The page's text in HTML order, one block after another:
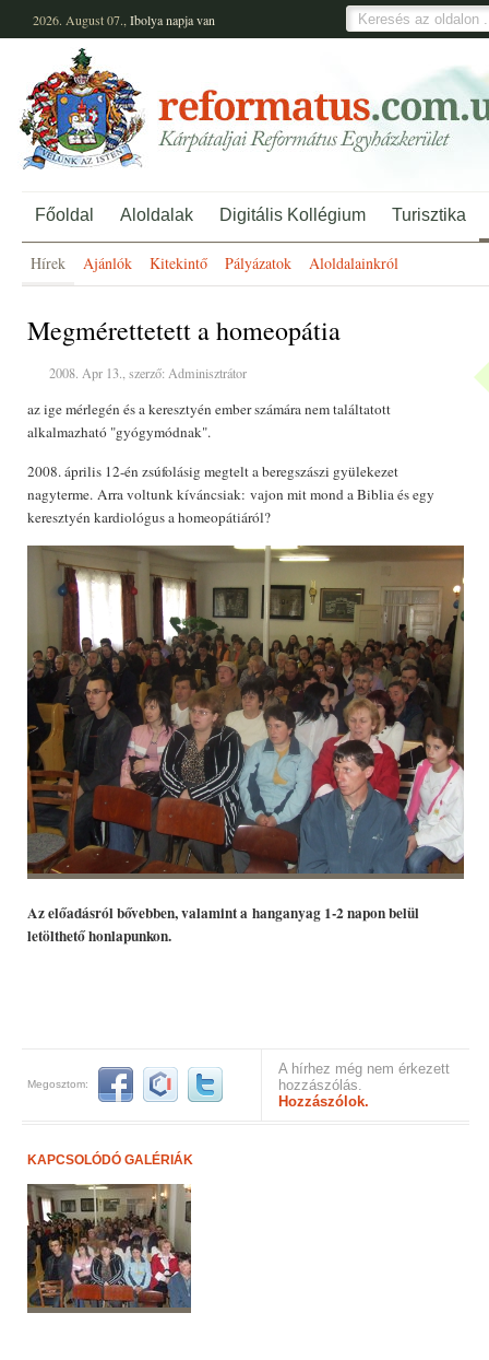
2026. August 07., Ibolyanapja van
Főoldal Aloldalak Digitális Kollégium Turisztika
Hírek Ajánlók Kitekintő Pályázatok Aloldalainkról
Megmérettetett a homeopátia
2008. Apr 13., szerző: Adminisztrátor
az ige mérlegén és a keresztyén ember számára nem találtatott
alkalmazható "gyógymódnak".
2008. április 12-én zsúfolásig megtelt a beregszászi gyülekezet
nagyterme. Arra voltunk kíváncsiak: vajon mit mond a Biblia és egy
keresztyén kardiológus a homeopátiáról?
Az előadásról bővebben, valamint a hanganyag 1-2 napon belül
letölthető honlapunkon.
Megosztom:
A hírhez még nem érkezett
hozzászólás.
Hozzászólok.
KAPCSOLÓDÓ GALÉRIÁK